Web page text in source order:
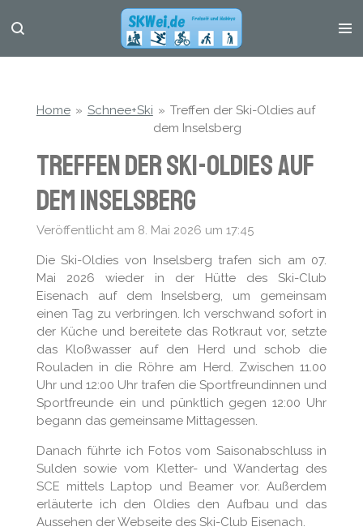
Hauptinhalt
Home » Schnee+Ski » Treffen der Ski-Oldies auf
dem Inselsberg
Treffen der Ski-Oldies auf
dem Inselsberg
Veröffentlicht am 8. Mai 2026 um 17:45
Die Ski-Oldies von Inselsberg trafen sich am 07.
Mai 2026 wieder in der Hütte des Ski-Club
Eisenach auf dem Inselsberg, um gemeinsam
einen Tag zu verbringen. Ich verschwand sofort in
der Küche und bereitete das Rotkraut vor, setzte
das Kloßwasser auf den Herd und schob die
Rouladen in die Röhre am Herd. Zwischen 11.00
Uhr und 12:00 Uhr trafen die Sportfreundinnen und
Sportfreunde ein und pünktlich gegen 12:00 Uhr
begann das gemeinsame Mittagessen.
Danach führte ich Fotos vom Saisonabschluss in
Sulden sowie vom Kletter- und Wandertag des
SCE mittels Laptop und Beamer vor. Außerdem
erläuterte ich den Oldies den Aufbau und das
Aussehen der Webseite des Ski-Club Eisenach.